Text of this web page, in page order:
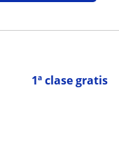
1ª clase gratis